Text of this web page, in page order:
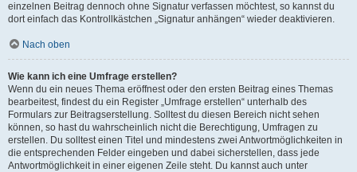
einzelnen Beitrag dennoch ohne Signatur verfassen möchtest, so kannst du
dort einfach das Kontrollkästchen „Signatur anhängen“ wieder deaktivieren.
Nach oben
Wie kann ich eine Umfrage erstellen?
Wenn du ein neues Thema eröffnest oder den ersten Beitrag eines Themas
bearbeitest, findest du ein Register „Umfrage erstellen“ unterhalb des
Formulars zur Beitragserstellung. Solltest du diesen Bereich nicht sehen
können, so hast du wahrscheinlich nicht die Berechtigung, Umfragen zu
erstellen. Du solltest einen Titel und mindestens zwei Antwortmöglichkeiten in
die entsprechenden Felder eingeben und dabei sicherstellen, dass jede
Antwortmöglichkeit in einer eigenen Zeile steht. Du kannst auch unter